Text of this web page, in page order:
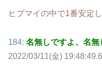
ヒプマイの中で1番安定
184: 名無しですよ、名無
2022/03/11(金)